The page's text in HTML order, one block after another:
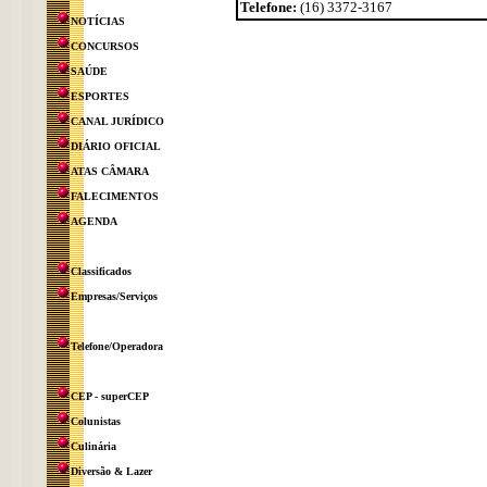
NOTÍCIAS
CONCURSOS
SAÚDE
ESPORTES
CANAL JURÍDICO
DIÁRIO OFICIAL
ATAS CÂMARA
FALECIMENTOS
AGENDA
Classificados
Empresas/Serviços
Telefone/Operadora
CEP - superCEP
Colunistas
Culinária
Diversão & Lazer
Telefone: (16) 3372-3167